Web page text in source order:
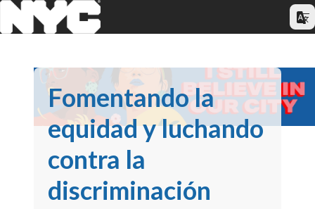
Fomentando la
equidad y luchando
contra la
discriminación